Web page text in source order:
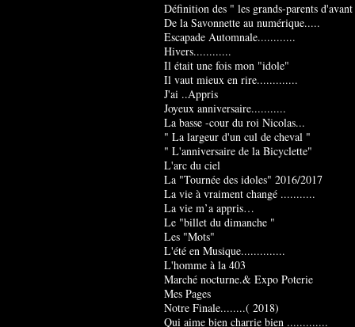
Définition des " les grands-parents
De la Savonnette au numérique.....
Escapade Automnale............
Hivers............
Il était une fois mon "idole"
Il vaut mieux en rire.............
J'ai ..Appris
Joyeux anniversaire...........
La basse -cour du roi Nicolas...
" La largeur d'un cul de cheval "
" L'anniversaire de la Bicyclette"
L'arc du ciel
La "Tournée des idoles" 2016/2017
La vie à vraiment changé ...........
La vie m’a appris…
Le "billet du dimanche "
Les "Mots"
L'été en Musique..............
L'homme à la 403
Marché nocturne.& Expo Poterie
Mes Pages
Notre Finale........( 2018)
Qui aime bien charrie bien .............